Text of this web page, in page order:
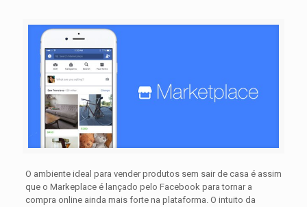
O ambiente ideal para vender produtos sem sair de casa é assim
que o Markeplace é lançado pelo Facebook para tornar a
compra online ainda mais forte na plataforma. O intuito da